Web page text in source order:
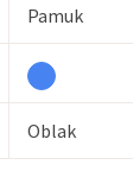
Pamuk
Oblak